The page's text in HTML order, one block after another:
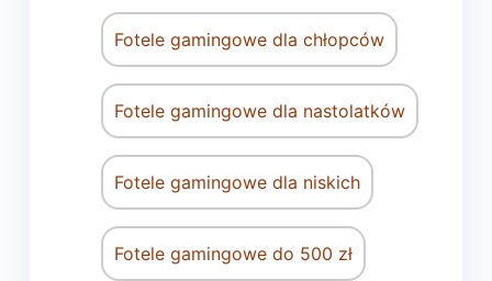
Fotele gamingowe dla chłopców
Fotele gamingowe dla nastolatków
Fotele gamingowe dla niskich
Fotele gamingowe do 500 zł